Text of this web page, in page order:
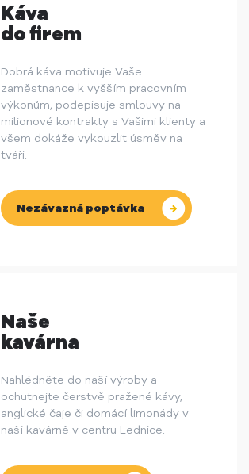
Káva
do firem
Dobrá káva motivuje Vaše
zaměstnance k vyšším pracovním
výkonům, podepisuje smlouvy na
milionové kontrakty s Vašimi klienty a
všem dokáže vykouzlit úsměv na
tváři.
Nezávazná poptávka
Naše
kavárna
Nahlédněte do naší výroby a
ochutnejte čerstvě pražené kávy,
anglické čaje či domácí limonády v
naší kavárně v centru Lednice.